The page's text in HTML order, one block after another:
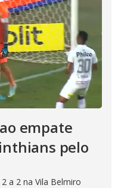
empate
pelo
a 2 na Vila Belmiro